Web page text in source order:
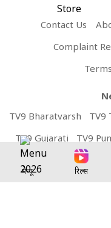
Contact Us
Complaint
TV9 Bharatvarsh
TV9
TV9 Gujarati
TV9
TV9 UP
मेन्यू रिल्स